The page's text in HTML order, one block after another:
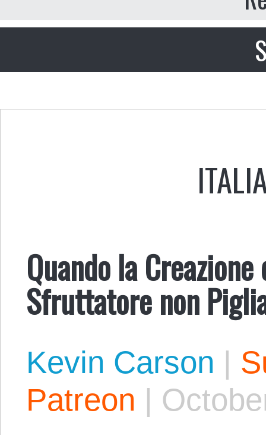
Quando la
Sfruttatore non
Kevin Carson |
Patreon |